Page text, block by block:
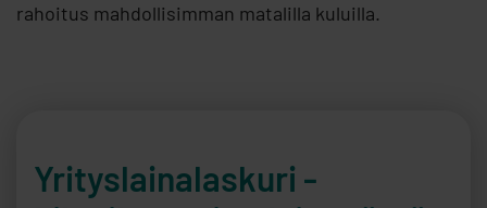
rahoitus mahdollisimman matalilla kuluilla.